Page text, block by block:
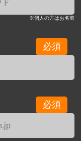
※個人の方はお名前
必須
必須